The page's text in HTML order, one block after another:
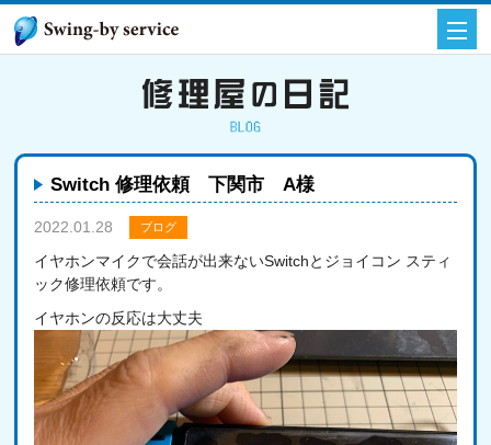
Switch 修理依頼 下関市 A様
2022.01.28 ブログ
イヤホンマイクで会話が出来ないSwitchとジョイコン スティ
ック修理依頼です。
イヤホンの反応は大丈夫